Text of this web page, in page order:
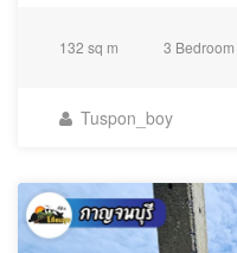
132 sq m 3 Bedroom
Tuspon_boy